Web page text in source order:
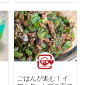
ごはんが進む！イ